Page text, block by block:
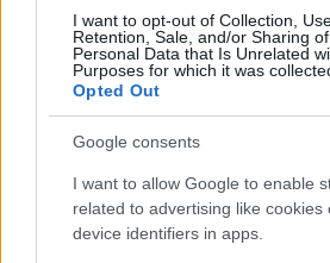
I want to opt-out of Collection,
Retention, Sale, and/or Sharing
Personal Data that Is Unrelated
Purposes for which it was
Opted Out
Google consents
I want to allow Google to enable
related to advertising like cookies
device identifiers in apps.
può diventare molto
Lecito chiedersi, dunque: ci
seconda telefonata di
sabato scorso? Adesso, ogni
viene coinvolta in qualche
aspettarci un intervento del
cerchio e uno alla botte? Non è